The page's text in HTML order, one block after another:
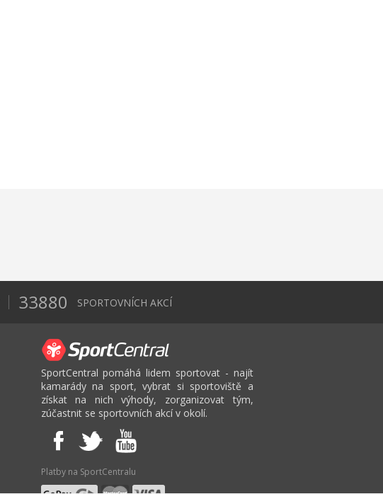
33880 SPORTOVNÍCH AKCÍ
SportCentral pomáhá lidem sportovat - najít
kamarády na sport, vybrat si sportoviště a
získat na nich výhody, zorganizovat tým,
zúčastnit se sportovních akcí v okolí.
Platby na SportCentralu